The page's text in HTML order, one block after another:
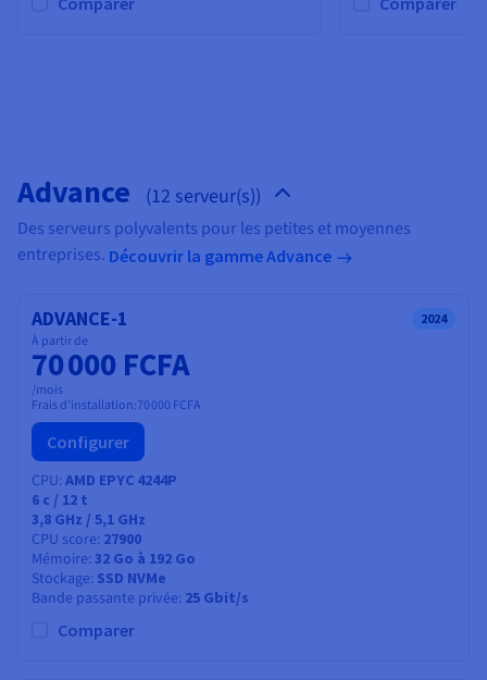
Advance (12 serveur(s))
Des serveurs polyvalents pour les petites et moyennes
entreprises. Découvrir la gamme Advance
ADVANCE-1 2024
À partir de
70 000 FCFA
/mois
Frais d'installation:70 000 FCFA
Configurer
CPU AMD EPYC 4244P
6 c / 12 t
3,8 GHz / 5,1 GHz
CPU score 27900
Mémoire 32 Go à 192 Go
Stockage SSD NVMe
Bande passante privée 25 Gbit/s
Comparer